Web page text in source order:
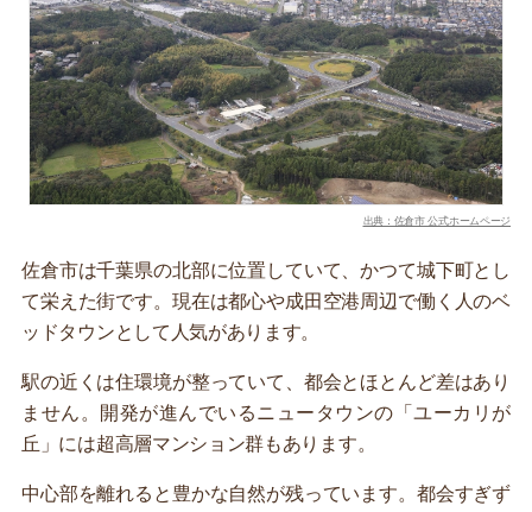
出典：佐倉市 公式ホームページ
佐倉市は千葉県の北部に位置していて、かつて城下町とし
て栄えた街です。現在は都心や成田空港周辺で働く人のベ
ッドタウンとして人気があります。
駅の近くは住環境が整っていて、都会とほとんど差はあり
ません。開発が進んでいるニュータウンの「ユーカリが
丘」には超高層マンション群もあります。
中心部を離れると豊かな自然が残っています。都会すぎず